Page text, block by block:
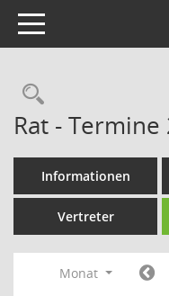
Toggle navigation
Rat - Termine
Informationen
Vertreter
Monat